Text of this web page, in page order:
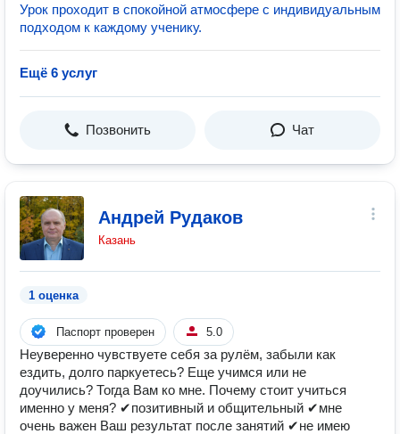
Урок проходит в спокойной атмосфере с индивидуальным
подходом к каждому ученику.
Ещё 6 услуг
Позвонить Чат
Андрей Рудаков
Казань
1 оценка
Паспорт проверен 5.0
Неуверенно чувствуете себя за рулём, забыли как
ездить, долго паркуетесь? Еще учимся или не
доучились? Тогда Вам ко мне. Почему стоит учиться
именно у меня? ✔позитивный и общительный ✔мне
очень важен Ваш результат после занятий ✔не имею